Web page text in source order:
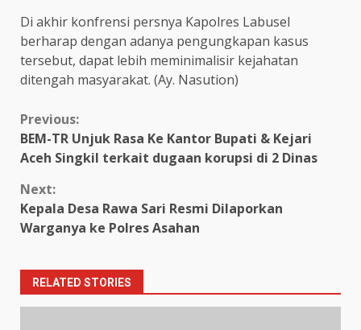
Di akhir konfrensi persnya Kapolres Labusel
berharap dengan adanya pengungkapan kasus
tersebut, dapat lebih meminimalisir kejahatan
ditengah masyarakat. (Ay. Nasution)
Continue
Reading
Previous:
BEM-TR Unjuk Rasa Ke Kantor Bupati & Kejari
Aceh Singkil terkait dugaan korupsi di 2 Dinas
Next:
Kepala Desa Rawa Sari Resmi Dilaporkan
Warganya ke Polres Asahan
RELATED STORIES